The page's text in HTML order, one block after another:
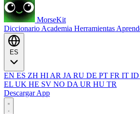
MorseKit
Diccionario Academia Herramientas
EN ES ZH HI AR JA RU DE PT FR IT ID
EL UK HE SV NO DA UR HU TR
Descargar App